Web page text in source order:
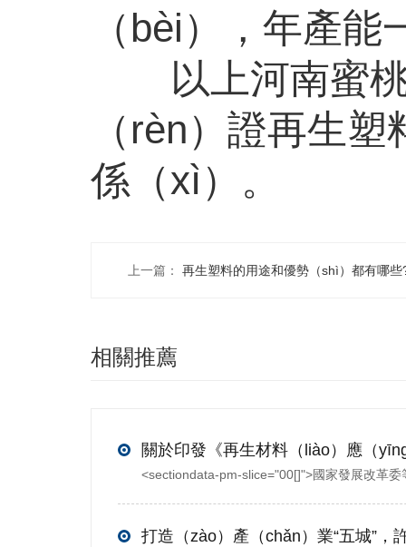
（bèi），年產
以上河南蜜桃
（rèn）證再生
係（xì）。
上一篇： 再生塑料的用途和優勢（shì）都有哪些
相關推薦